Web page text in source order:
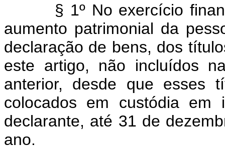
§ 1º No exercício
aumento patrimonial da
declaração de bens, dos
este artigo, não incluídos
anterior, desde que esses
colocados em custódia em
declarante, até 31 de
ano.